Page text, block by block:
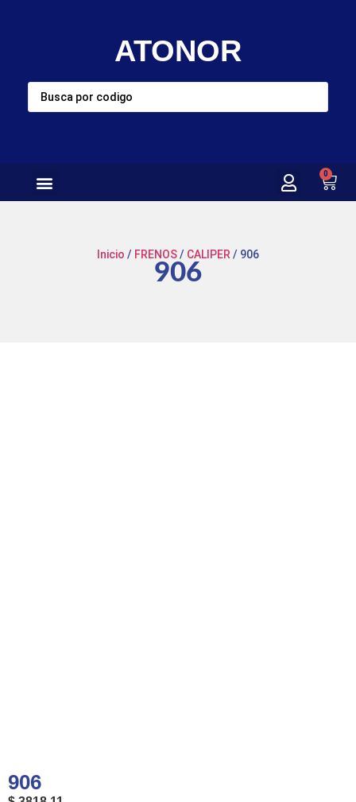
ATONOR
0
Inicio / FRENOS/ CALIPER / 906
906
906